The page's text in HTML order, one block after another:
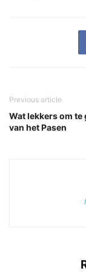
Previous article
Wat lekkers om te
van het Pasen